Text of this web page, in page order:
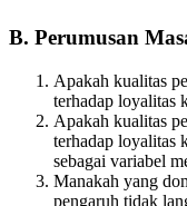
B. Perumusan
Apakah kualitas
terhadap loyalitas
Apakah kualitas
terhadap loyalitas
sebagai variabel
Manakah yang
pengaruh tidak